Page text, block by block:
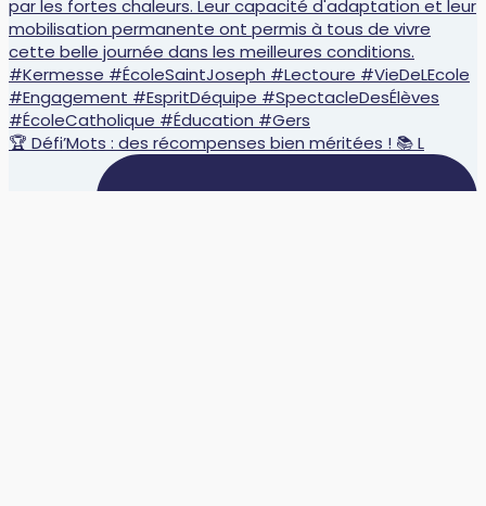
🏆 Défi’Mots : des récompenses bien méritées ! 📚 L